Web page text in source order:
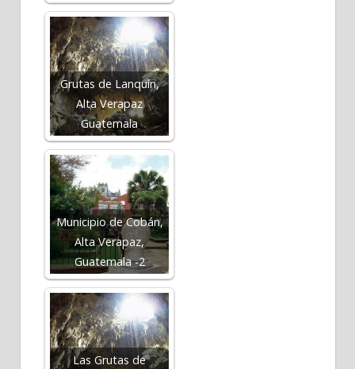
Grutas de Lanquín,
Alta Verapaz
Guatemala
Municipio de Cobán,
Alta Verapaz,
Guatemala -2
Las Grutas de